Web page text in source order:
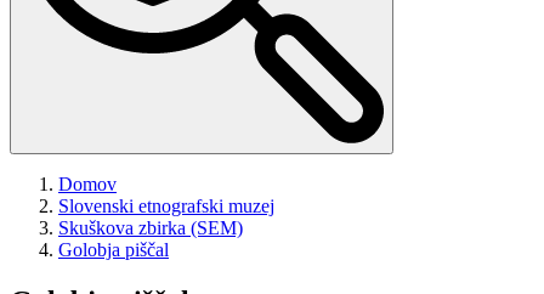
Domov
Slovenski etnografski muzej
Skuškova zbirka (SEM)
Golobja piščal